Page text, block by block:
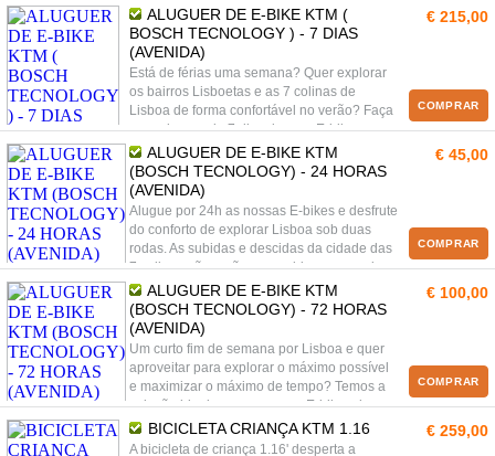
mais pequenos, enquanto um trem de força
1x permite a troca com uma só mão.
ALUGUER DE E-BIKE KTM (
BOSCH TECNOLOGY ) - 7 DIAS
(AVENIDA)
Está de férias uma semana? Quer explorar
os bairros Lisboetas e as 7 colinas de
Lisboa de forma confortável no verão? Faça
uma aluguer de 7 dias de uma E-bike nossa
e explore Lisboa ao seu ritmo.
€ 215,00
COMPRAR
ALUGUER DE E-BIKE KTM
(BOSCH TECNOLOGY) - 24 HORAS
(AVENIDA)
Alugue por 24h as nossas E-bikes e desfrute
do conforto de explorar Lisboa sob duas
rodas. As subidas e descidas da cidade das
7 colinas não serão um problema para si.
€ 45,00
COMPRAR
ALUGUER DE E-BIKE KTM
(BOSCH TECNOLOGY) - 72 HORAS
(AVENIDA)
Um curto fim de semana por Lisboa e quer
aproveitar para explorar o máximo possível
e maximizar o máximo de tempo? Temos a
solução ideal com as nossas E-bikes da
KTM terá todo o conforto necessário e a
potência para explorar a cidade das 7
€ 100,00
COMPRAR
BICICLETA CRIANÇA KTM 1.16
A bicicleta de criança 1.16' desperta a
€ 259,00